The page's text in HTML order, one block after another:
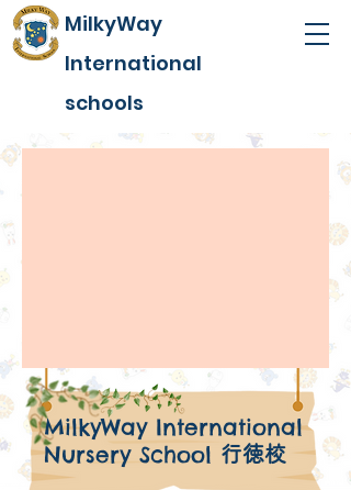
MilkyWay
International
schools
MilkyWay International
Nursery School 行徳校